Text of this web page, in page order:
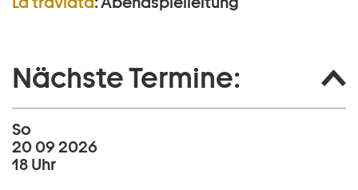
Nächste Termine:
So
20 09 2026
18 Uhr